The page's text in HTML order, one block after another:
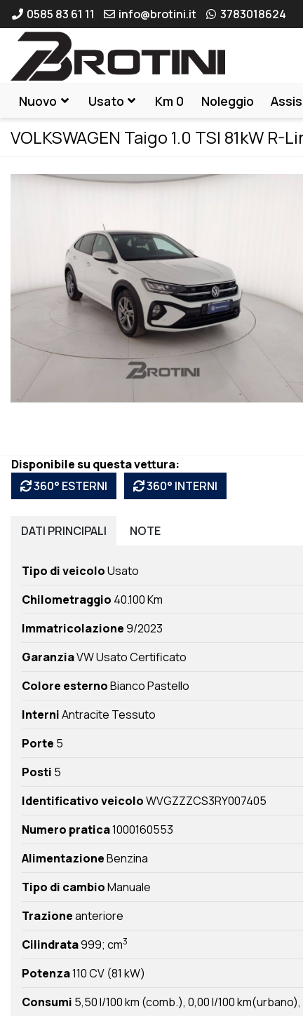
0585 83 61 11 info@brotini.it 3783018624
Nuovo Usato Km 0 Noleggio
VOLKSWAGEN Taigo 1.0 TSI 81kW R-
Disponibile su questa vettura:
360° ESTERNI
360° INTERNI
DATI PRINCIPALI NOTE
Tipo di veicoloUsato
Chilometraggio 40.100 Km
Immatricolazione9/2023
GaranziaVW Usato Certificato
Colore esternoBianco Pastello
InterniAntracite Tessuto
Porte 5
Posti 5
Identificativo veicoloWVGZZZCS3RY007405
Numero pratica1000160553
AlimentazioneBenzina
Tipo di cambioManuale
Trazioneanteriore
Cilindrata999; cm3
Potenza110 CV (81 kW)
Consumi 5,50 l/100 km (comb.) 0,00 l/100 km(urbano)